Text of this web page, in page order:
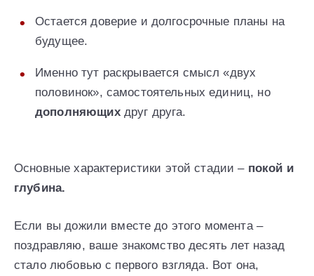
Остается доверие и долгосрочные планы на
будущее.
Именно тут раскрывается смысл «двух
половинок», самостоятельных единиц, но
дополняющихдруг друга.
Основные характеристики этой стадии – покой и
глубина.
Если вы дожили вместе до этого момента –
поздравляю, ваше знакомство десять лет назад
стало любовью с первого взгляда. Вот она,